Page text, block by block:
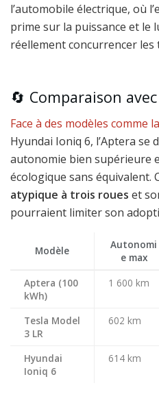
l’automobile électrique, où
prime sur la puissance et le
réellement concurrencer les
🔄 Comparaison
Face à des modèles comme
Hyundai Ioniq 6, l’Aptera se
autonomie bien supérieure
écologique sans équivalent.
atypique à trois roues et
pourraient limiter son
Modèle
Autonomi
e max
Aptera (100
kWh)
1 600 km
Tesla Model
3 LR
602 km
Hyundai
Ioniq 6
614 km